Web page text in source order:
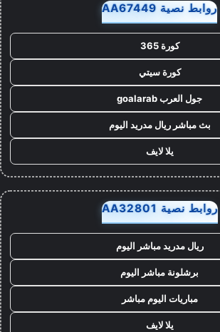
روابط نصية AA67449
كورة 365
كورة سيتي
جول العرب goalarab
بث مباشر ريال مدريد اليوم
يلا لايف
روابط نصية AA32801
ريال مدريد مباشر اليوم
برشلونة مباشر اليوم
مباريات اليوم مباشر
يلا لايف